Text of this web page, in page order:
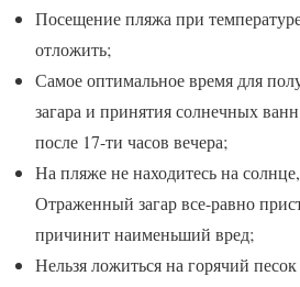
Посещение пляжа при
отложить;
Самое оптимальное время для
загара и принятия солнечных
после 17-ти часов вечера;
На пляже не находитесь на
Отраженный загар все-равно
причинит наименьший вред;
Нельзя ложиться на горячий